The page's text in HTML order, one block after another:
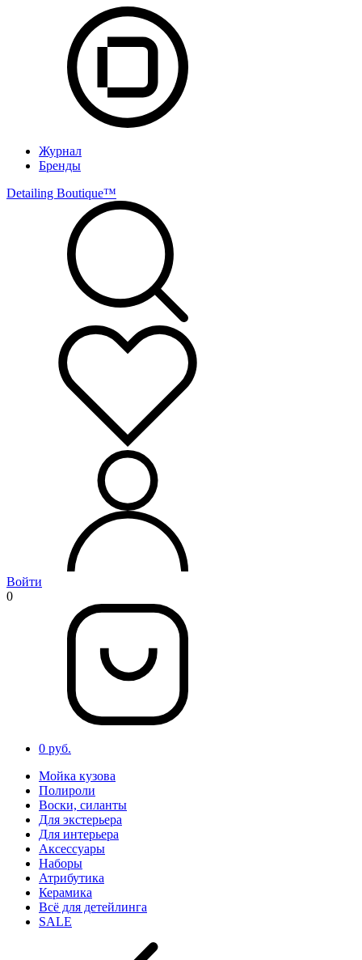
Журнал
Бренды
Detailing Boutique™️
Войти
0
0 руб.
Мойка кузова
Полироли
Воски, силанты
Для экстерьера
Для интерьера
Аксессуары
Наборы
Атрибутика
Керамика
Всё для детейлинга
SALE